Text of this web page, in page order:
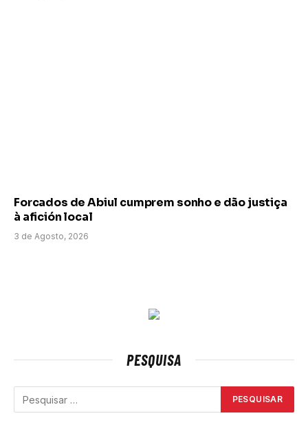
Forcados de Abiul cumprem sonho e dão justiça
à afición local
3 de Agosto, 2026
PESQUISA